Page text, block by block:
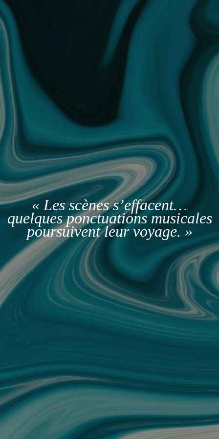
« Les scènes s’effacent…
quelques ponctuations musicales
poursuivent leur voyage. »